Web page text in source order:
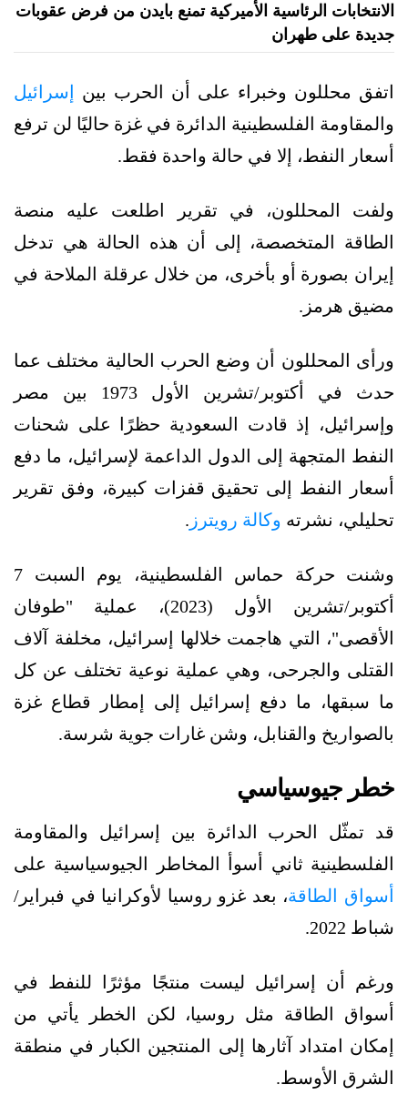
الانتخابات الرئاسية الأميركية تمنع بايدن من فرض عقوبات
جديدة على طهران
اتفق محللون وخبراء على أن الحرب بين إسرائيل
والمقاومة الفلسطينية الدائرة في غزة حاليًا لن ترفع
أسعار النفط، إلا في حالة واحدة فقط.
ولفت المحللون، في تقرير اطلعت عليه منصة
الطاقة المتخصصة، إلى أن هذه الحالة هي تدخل
إيران بصورة أو بأخرى، من خلال عرقلة الملاحة في
مضيق هرمز.
ورأى المحللون أن وضع الحرب الحالية مختلف عما
حدث في أكتوبر/تشرين الأول 1973 بين مصر
وإسرائيل، إذ قادت السعودية حظرًا على شحنات
النفط المتجهة إلى الدول الداعمة لإسرائيل، ما دفع
أسعار النفط إلى تحقيق قفزات كبيرة، وفق تقرير
تحليلي، نشرته وكالة رويترز .
وشنت حركة حماس الفلسطينية، يوم السبت 7
أكتوبر/تشرين الأول (2023)، عملية "طوفان
الأقصى"، التي هاجمت خلالها إسرائيل، مخلفة آلاف
القتلى والجرحى، وهي عملية نوعية تختلف عن كل
ما سبقها، ما دفع إسرائيل إلى إمطار قطاع غزة
بالصواريخ والقنابل، وشن غارات جوية شرسة.
خطر جيوسياسي
قد تمثّل الحرب الدائرة بين إسرائيل والمقاومة
الفلسطينية ثاني أسوأ المخاطر الجيوسياسية على
أسواق الطاقة، بعد غزو روسيا لأوكرانيا في فبراير/
شباط 2022.
ورغم أن إسرائيل ليست منتجًا مؤثرًا للنفط في
أسواق الطاقة مثل روسيا، لكن الخطر يأتي من
إمكان امتداد آثارها إلى المنتجين الكبار في منطقة
الشرق الأوسط.